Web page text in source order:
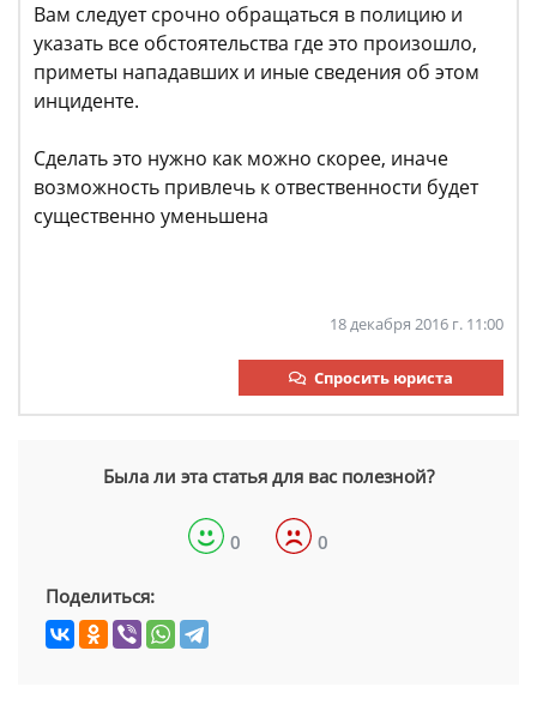
Вам следует срочно обращаться в полицию и
указать все обстоятельства где это произошло,
приметы нападавших и иные сведения об этом
инциденте.
Сделать это нужно как можно скорее, иначе
возможность привлечь к отвественности будет
существенно уменьшена
18 декабря 2016 г. 11:00
Спросить юриста
Была ли эта статья для вас полезной?
0 0
Поделиться: